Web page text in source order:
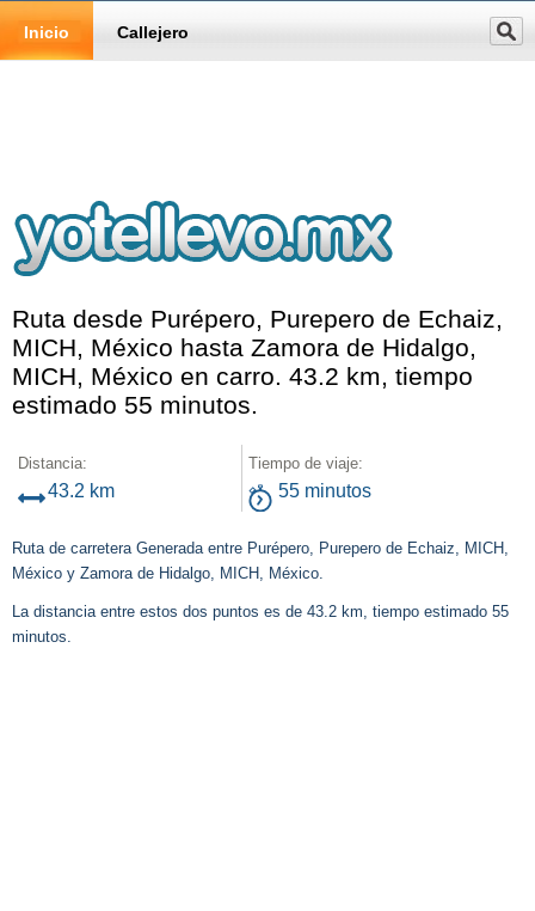
Inicio Callejero
Ruta desde Purépero, Purepero de Echaiz,
MICH, México hasta Zamora de Hidalgo,
MICH, México en carro. 43.2 km, tiempo
estimado 55 minutos.
Distancia:
43.2 km
Tiempo de viaje:
55 minutos
Ruta de carretera Generada entre Purépero, Purepero de Echaiz, MICH,
México y Zamora de Hidalgo, MICH, México.
La distancia entre estos dos puntos es de 43.2 km, tiempo estimado 55
minutos.